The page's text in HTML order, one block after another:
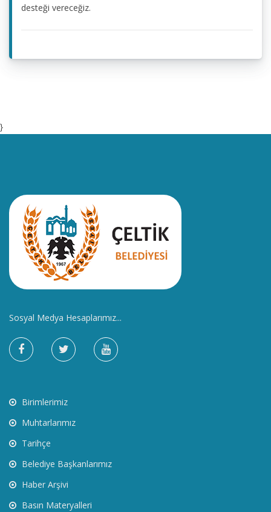
desteği vereceğiz.
}
Sosyal Medya Hesaplarımız...
Birimlerimiz
Muhtarlarımız
Tarihçe
Belediye Başkanlarımız
Haber Arşivi
Basın Materyalleri